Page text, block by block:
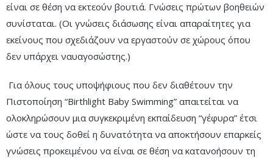
είναι σε θέση να εκτεούν βουτιά. Γνώσεις πρώτων βοηθειών
συνίσταται. (Οι γνώσεις διάσωσης είναι απαραίτητες για
εκείνους που σχεδιάζουν να εργαστούν σε χώρους όπου
δεν υπάρχει ναυαγοσώστης.)
Για όλους τους υποψήφιους που δεν διαθέτουν την
Πιστοποίηση “Birthlight Baby Swimming” απαιτείται να
ολοκληρώσουν μια συγκεκριμένη εκπαίδευση “γέφυρα” έτσι
ώστε να τους δοθεί η δυνατότητα να αποκτήσουν επαρκείς
γνώσεις προκειμένου να είναι σε θέση να κατανοήσουν τη